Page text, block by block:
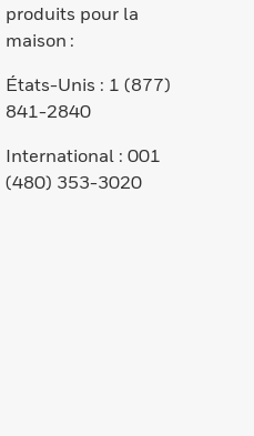
produits pour la
maison :
États-Unis : 1 (877)
841-2840
International : 001
(480) 353-3020